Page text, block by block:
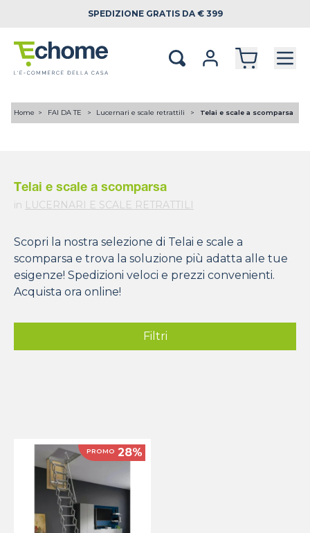
SPEDIZIONE GRATIS DA € 399
Home FAI DA TE Lucernari e scale retrattili Telai e scale a scomparsa
Telai e scale a scomparsa
in LUCERNARI E SCALE RETRATTILI
Scopri la nostra selezione di Telai e scale a
scomparsa e trova la soluzione più adatta alle tue
esigenze! Spedizioni veloci e prezzi convenienti.
Acquista ora online!
Filtri
PROMO 28%